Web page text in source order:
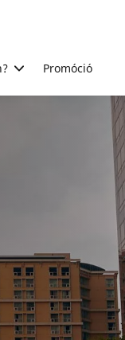
Promóció